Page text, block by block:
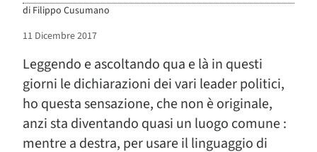
di Filippo Cusumano
11 Dicembre 2017
Leggendo e ascoltando qua e là in questi
giorni le dichiarazioni dei vari leader politici,
ho questa sensazione, che non è originale,
anzi sta diventando quasi un luogo comune :
mentre a destra, per usare il linguaggio di